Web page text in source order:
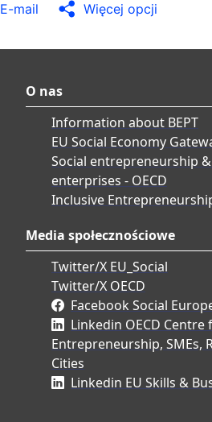
E-mail Więcej opcji
O nas
Information about BEPT
EU Social Economy
Social entrepreneurship &
enterprises - OECD
Inclusive
Media społecznościowe
Twitter/X EU_Social
Twitter/X OECD
Facebook Social
Linkedin OECD Centre
Entrepreneurship, SMEs,
Cities
Linkedin EU Skills &